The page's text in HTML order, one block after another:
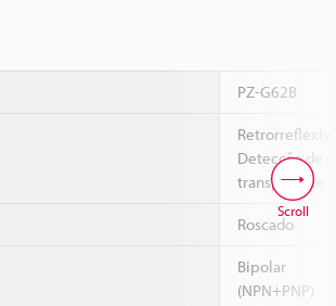
PZ-G62B
Detecção de
transparente
Roscado
Bipolar
(NPN+PNP)
Scroll